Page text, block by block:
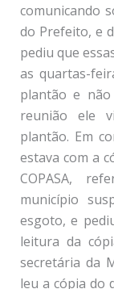
comunicando
do Prefeito, e
pediu que
as quartas-
plantão e não
reunião ele
plantão. Em
estava com a
COPASA,
município
esgoto, e
leitura da
secretária da
leu a cópia do